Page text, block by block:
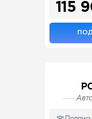
115